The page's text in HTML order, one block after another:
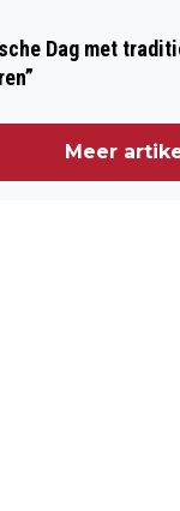
Dag met
Meer